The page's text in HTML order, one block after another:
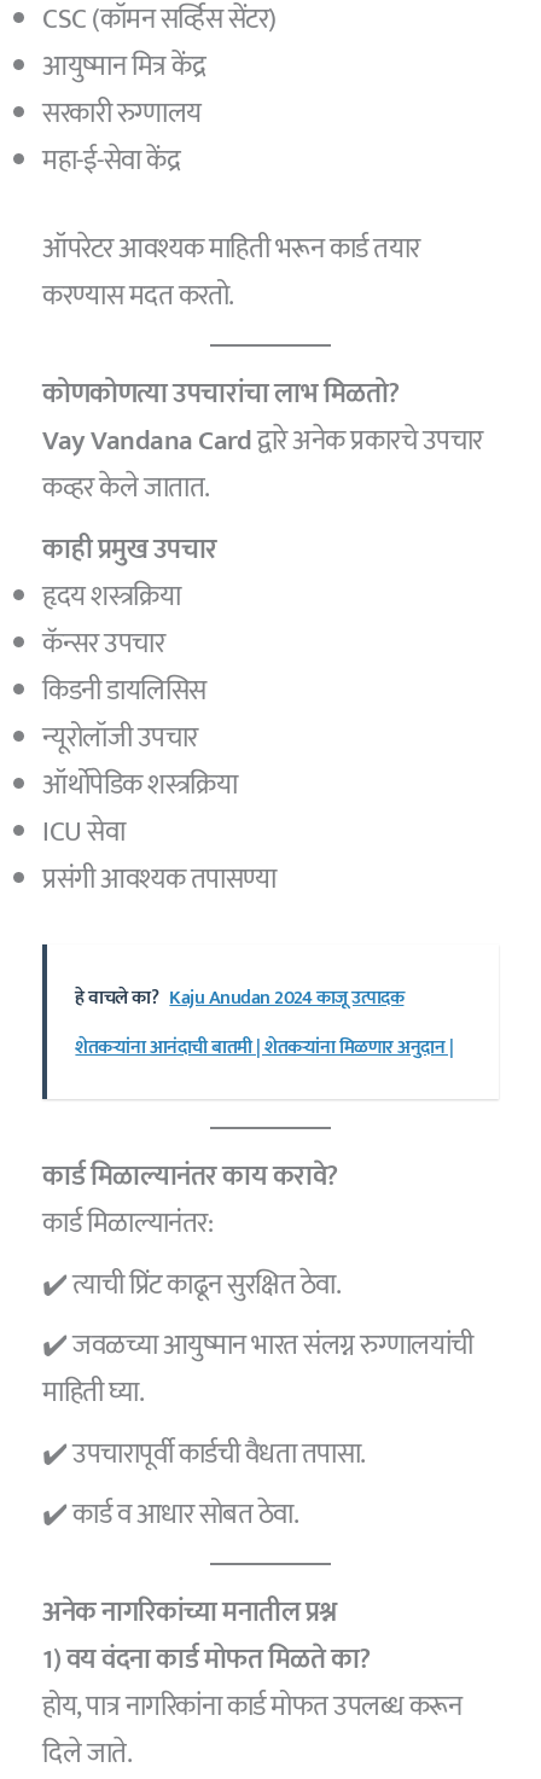
CSC (कॉमन सर्व्हिस सेंटर)
आयुष्मान मित्र केंद्र
सरकारी रुग्णालय
महा-ई-सेवा केंद्र
ऑपरेटर आवश्यक माहिती भरून कार्ड तयार
करण्यास मदत करतो.
कोणकोणत्या उपचारांचा लाभ मिळतो?
Vay Vandana Cardद्वारे अनेक प्रकारचे उपचार
कव्हर केले जातात.
काही प्रमुख उपचार
हृदय शस्त्रक्रिया
कॅन्सर उपचार
किडनी डायलिसिस
न्यूरोलॉजी उपचार
ऑर्थोपेडिक शस्त्रक्रिया
ICU सेवा
प्रसंगी आवश्यक तपासण्या
हे वाचले का? Kaju Anudan 2024 काजू उत्पादक
शेतकऱ्यांना आनंदाची बातमी | शेतकऱ्यांना मिळणार अनुदान |
कार्ड मिळाल्यानंतर काय करावे?
कार्ड मिळाल्यानंतर:
✔️ त्याची प्रिंट काढून सुरक्षित ठेवा.
✔️ जवळच्या आयुष्मान भारत संलग्न रुग्णालयांची
माहिती घ्या.
✔️ उपचारापूर्वी कार्डची वैधता तपासा.
✔️ कार्ड व आधार सोबत ठेवा.
अनेक नागरिकांच्या मनातील प्रश्न
1) वय वंदना कार्ड मोफत मिळते का?
होय, पात्र नागरिकांना कार्ड मोफत उपलब्ध करून
दिले जाते.